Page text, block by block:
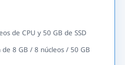
de CPU y 50 GB de SSD
8 GB / 8 núcleos / 50 GB